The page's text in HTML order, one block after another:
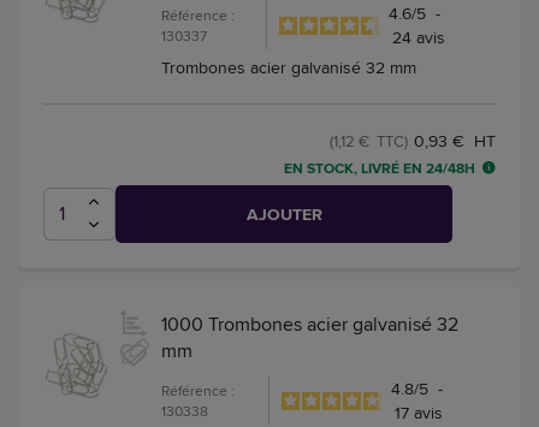
Référence :
130337
4.6/5 -
24avis
Trombones acier galvanisé 32 mm
0,93 € HT
(1,12 € TTC)
EN STOCK, LIVRÉ EN 24/48H
AJOUTER
1000 Trombones acier galvanisé 32
mm
Référence :
130338
4.8/5 -
17avis